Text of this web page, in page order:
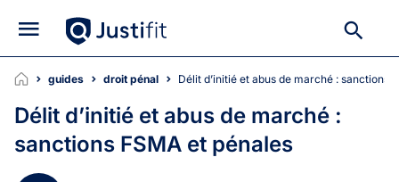
guides droit pénal Délit d’initié et abus de marché : sanctions
Délit d’initié et abus de marché :
sanctions FSMA et pénales